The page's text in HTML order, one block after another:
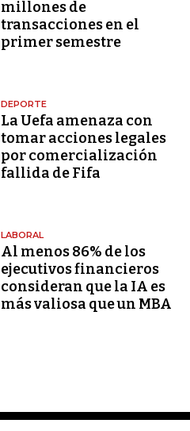
millones de
transacciones en el
primer semestre
DEPORTE
La Uefa amenaza con
tomar acciones legales
por comercialización
fallida de Fifa
LABORAL
Al menos 86% de los
ejecutivos financieros
consideran que la IA es
más valiosa que un MBA